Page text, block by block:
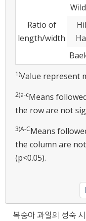
Ratio of
length/width
1)Value represent
2)a-cMeans
the row are not
3)A-CMeans
the column are
(p<0.05).
복숭아 과일의 성숙